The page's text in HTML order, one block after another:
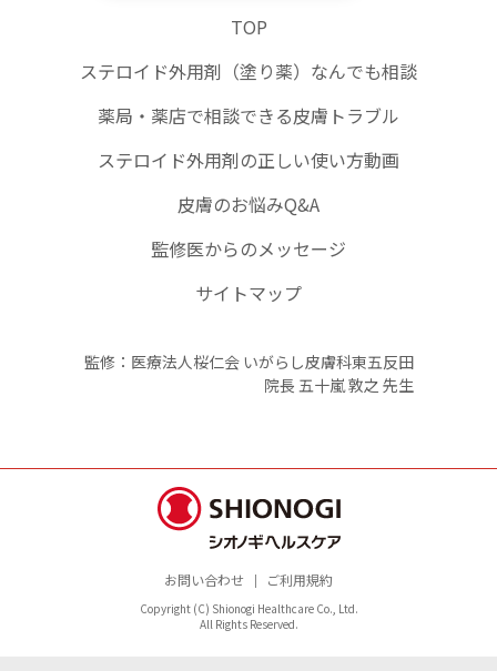
TOP
ステロイド外用剤（塗り薬）なんでも相談
薬局・薬店で相談できる皮膚トラブル
ステロイド外用剤の正しい使い方動画
皮膚のお悩みQ&A
監修医からのメッセージ
サイトマップ
監修：医療法人桜仁会 いがらし皮膚科東五反田
院長 五十嵐 敦之 先生
お問い合わせ ご利用規約
Copyright (C) Shionogi Healthcare Co., Ltd.
All Rights Reserved.